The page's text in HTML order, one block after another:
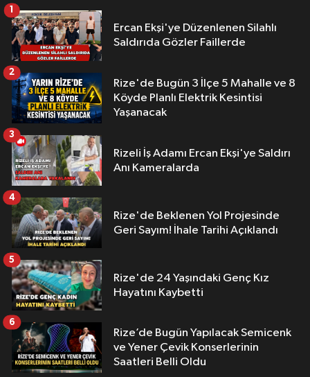
Ercan Ekşi'ye Düzenlenen Silahlı
Saldırıda Gözler Faillerde
1
Rize'de Bugün 3 İlçe 5 Mahalle ve 8
Köyde Planlı Elektrik Kesintisi
Yaşanacak
2
Rizeli İş Adamı Ercan Ekşi'ye Saldırı
Anı Kameralarda
3
Rize'de Beklenen Yol Projesinde
Geri Sayım! İhale Tarihi Açıklandı
4
Rize'de 24 Yaşındaki Genç Kız
Hayatını Kaybetti
5
Rize’de Bugün Yapılacak Semicenk
ve Yener Çevik Konserlerinin
Saatleri Belli Oldu
6